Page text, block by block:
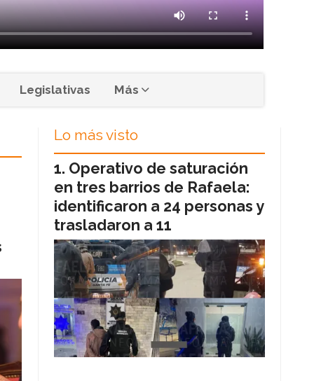
Legislativas Más
Lo más visto
Operativo de saturación
en tres barrios de Rafaela:
identificaron a 24 personas y
trasladaron a 11